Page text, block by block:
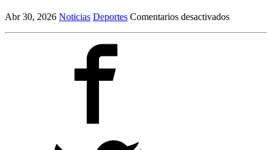
Abr 30, 2026 Noticias Deportes Comentarios desactivadosen